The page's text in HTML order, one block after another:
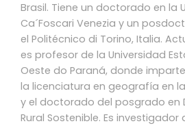
Brasil. Tiene un doctorado en la
Ca´Foscari Venezia y un
el Politécnico di Torino, Italia.
es profesor de la Universidad
Oeste do Paraná, donde
la licenciatura en geografía en
y el doctorado del posgrado en
Rural Sostenible. Es investigador